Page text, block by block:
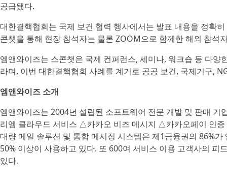
공급됐다.
대한결핵협회는 국제 보건 협력 행사에서는 발표 내용을 정확
콘챗을 통해 현장 참석자는 물론 ZOOM으로 함께한 해외 참석
엠앤와이즈는 스콘챗은 국제 컨퍼런스, 세미나, 워크숍 등 다
라며, 이번 대한결핵협회 사례를 계기로 공공 보건, 국제기구,
엠앤와이즈 소개
엠앤와이즈는 2004년 설립된 소프트웨어 전문 개발 및 판매
리엠 클라우드 서비스 △카카오 비즈 메시지 △카카오페이 인
대량 메일 솔루션 및 통합 메시징 시스템은 제1금융권의 86%
50% 이상이 사용하고 있다. 또 600여 서비스 이용 고객사의
있다.